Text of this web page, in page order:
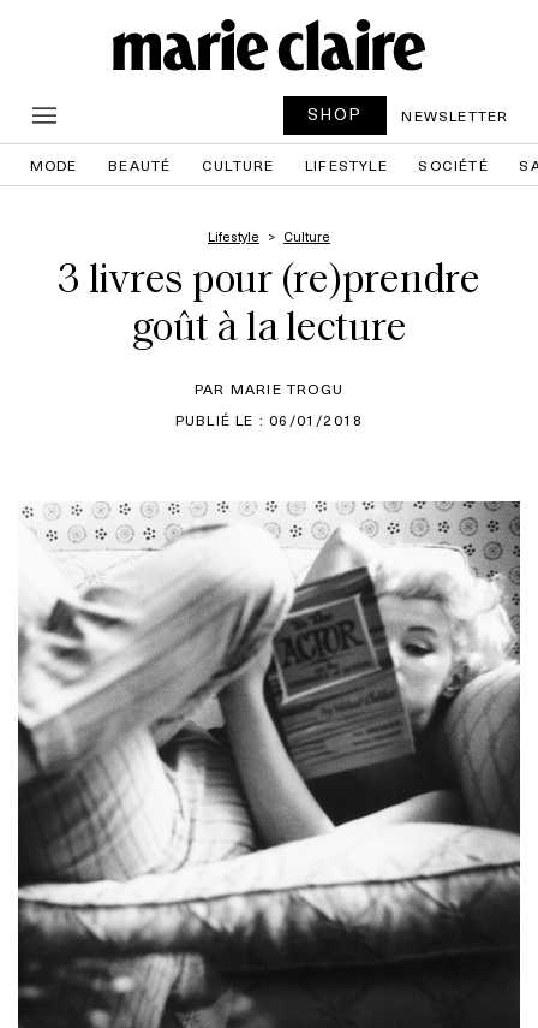
SHOP NEWSLETTER
MODE BEAUTÉ CULTURE LIFESTYLE SOCIÉTÉ
Lifestyle Culture
3 livres pour (re)prendre
goût à la lecture
PAR MARIE TROGU
PUBLIÉ LE : 06/01/2018